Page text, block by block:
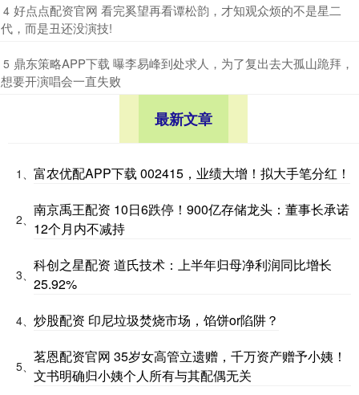
4 ​好点点配资官网 看完奚望再看谭松韵，才知观众烦的不是星二
代，而是丑还没演技!
5 ​鼎东策略APP下载 曝李易峰到处求人，为了复出去大孤山跪拜，
想要开演唱会一直失败
最新文章
1、 富农优配APP下载 002415，业绩大增！拟大手笔分红！
2、
南京禹王配资 10日6跌停！900亿存储龙头：董事长承诺
12个月内不减持
3、
科创之星配资 道氏技术：上半年归母净利润同比增长
25.92%
4、 炒股配资 印尼垃圾焚烧市场，馅饼or陷阱？
5、
茗恩配资官网 35岁女高管立遗赠，千万资产赠予小姨！
文书明确归小姨个人所有与其配偶无关